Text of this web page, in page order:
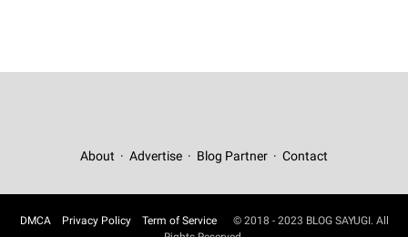
About Advertise Blog Partner Contact
DMCA Privacy Policy Term of Service
© 2018 - 2023 BLOG SAYUGI. All